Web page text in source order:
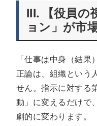
III. 【役員の
ョン」が市
「仕事は中身（結果
正論は、組織という
せん。指示に対する
動」に変えるだけで
劇的に変わります。